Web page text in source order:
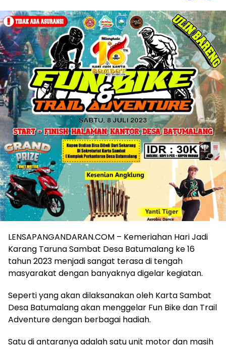
LENSAPANGANDARAN.COM – Kemeriahan Hari Jadi
Karang Taruna Sambat Desa Batumalang ke 16
tahun 2023 menjadi sangat terasa di tengah
masyarakat dengan banyaknya digelar kegiatan.
Seperti yang akan dilaksanakan oleh Karta Sambat
Desa Batumalang akan menggelar Fun Bike dan Trail
Adventure dengan berbagai hadiah.
Satu di antaranya adalah satu unit motor dan masih